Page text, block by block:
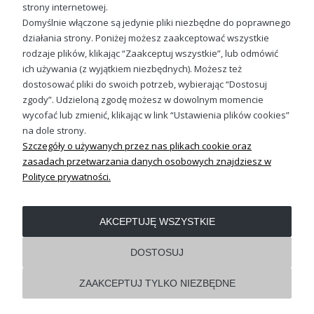
- szczegóły w tym zakresie znajdziesz w naszym
Regulaminie sklepu.
OBSŁUGA KLIENTA
Sprawdź nasze social media
Pokaż pełną wersję strony
strony internetowej.
Domyślnie włączone są jedynie pliki niezbędne do poprawnego
działania strony. Poniżej możesz zaakceptować wszystkie
rodzaje plików, klikając “Zaakceptuj wszystkie”, lub odmówić
ich używania (z wyjątkiem niezbędnych). Możesz też
dostosować pliki do swoich potrzeb, wybierając “Dostosuj
zgody”. Udzieloną zgodę możesz w dowolnym momencie
wycofać lub zmienić, klikając w link “Ustawienia plików cookies”
na dole strony.
Szczegóły o używanych przez nas plikach cookie oraz
zasadach przetwarzania danych osobowych znajdziesz w
Polityce prywatności.
ZAAKCEPTUJ TYLKO NIEZBĘDNE
DOSTOSUJ
AKCEPTUJĘ WSZYSTKIE